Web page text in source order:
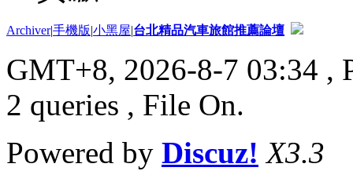
Archiver|手機版|小黑屋|台北精品汽車旅館推薦論壇
GMT+8, 2026-8-7 03:34 ,
2 queries , File On.
Powered by Discuz! X3.3